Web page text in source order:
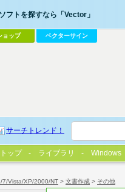
7/Vista/XP/2000/NT > 文書作成 > その他
フトを探すなら「Vector」
ョップ ベクターサイン
サーチトレンド！
トップ ライブラリ Windows